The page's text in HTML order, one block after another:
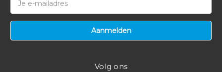
mailadres
Volg ons